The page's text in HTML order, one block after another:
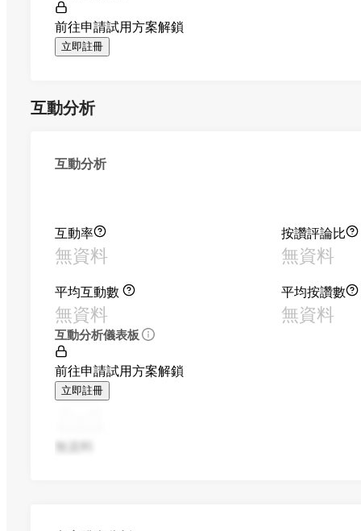
前往申請試用方案解鎖
立即註冊
互動分析
互動分析
互動率
無資料
按讚評論比
無資料
平均互動數
無資料
平均按讚數
無資料
互動分析儀表板
前往申請試用方案解鎖
立即註冊
無資料